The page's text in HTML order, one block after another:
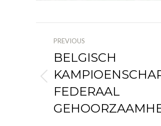
ALBUM
NAVIGATION
PREVIOUS
Previous
album:
BELGISCH
FEDERAAL